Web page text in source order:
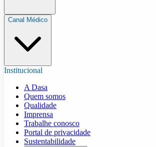
Canal Médico
Institucional
A Dasa
Quem somos
Qualidade
Imprensa
Trabalhe conosco
Portal de privacidade
Sustentabilidade